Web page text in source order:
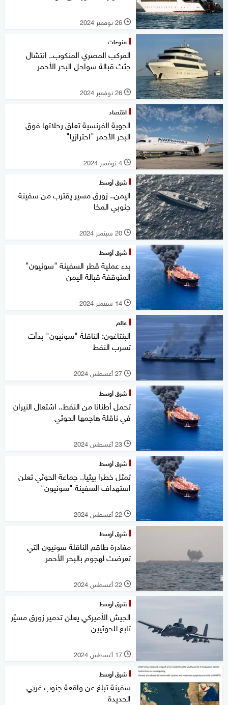
l 26 نوفمبر 2024
منوعات
المركب المصري المنكوب.. انتشال
جثث قبالة سواحل البحر الأحمر
l 26 نوفمبر 2024
اقتصاد
الجوية الفرنسية تعلق رحلاتها فوق
البحر الأحمر "احترازيا"
l 4 نوفمبر 2024
شرق أوسط
اليمن.. زورق مسير يقترب من سفينة
جنوبي المخا
l 20 سبتمبر 2024
شرق أوسط
بدء عملية قطر السفينة "سونيون"
المتوقفة قبالة اليمن
l 14 سبتمبر 2024
عالم
البنتاغون: الناقلة "سونيون" بدأت
تسرب النفط
l 27 أغسطس 2024
شرق أوسط
تحمل أطنانا من النفط.. اشتعال النيران
في ناقلة هاجمها الحوثي
l 23 أغسطس 2024
شرق أوسط
تمثل خطرا بيئيا.. جماعة الحوثي تعلن
استهداف السفينة "سونيون"
l 22 أغسطس 2024
شرق أوسط
مغادرة طاقم الناقلة سونيون التي
تعرضت لهجوم بالبحر الأحمر
l 22 أغسطس 2024
شرق أوسط
الجيش الأميركي يعلن تدمير زورق مسيّر
تابع للحوثيين
l 17 أغسطس 2024
شرق أوسط
سفينة تبلغ عن واقعة جنوب غربي
الحديدة